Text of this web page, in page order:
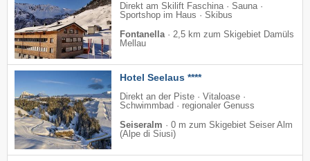
Direkt am Skilift Faschina · Sauna ·
Sportshop im Haus · Skibus
Fontanella · 2,5 km zum Skigebiet Damüls
Mellau
Hotel Seelaus ****
Direkt an der Piste · Vitaloase ·
Schwimmbad · regionaler Genuss
Seiseralm · 0 m zum Skigebiet Seiser Alm
(Alpe di Siusi)